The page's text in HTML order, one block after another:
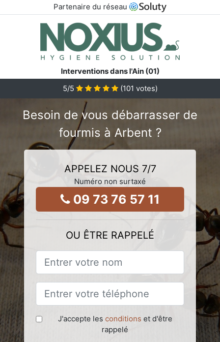
Partenaire du réseau
Interventions dans l'Ain (01)
5/5 (101 votes)
Besoin de vous débarrasser de
fourmis à Arbent ?
APPELEZ NOUS 7/7
Numéro non surtaxé
09 73 76 57 11
OU ÊTRE RAPPELÉ
J'accepte les conditions et d'être
rappelé